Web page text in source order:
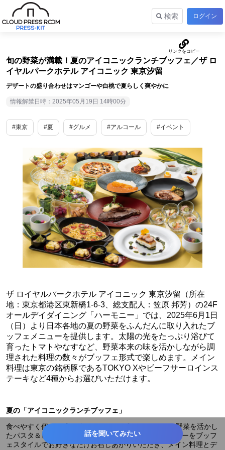
検索 ログイン
旬の野菜が満載！夏のアイコニックランチブッフェ／ザ ロ
イヤルパークホテル アイコニック 東京汐留
デザートの盛り合わせはマンゴーや白桃で夏らしく爽やかに
情報解禁日時：2025年05月19日 14時00分
#東京 #夏 #グルメ #アルコール #イベント
ザ ロイヤルパークホテル アイコニック 東京汐留（所在
地：東京都港区東新橋1-6-3、総支配人：笠原 邦芳）の24F
オールデイダイニング「ハーモニー」では、2025年6月1日
（日）より日本各地の夏の野菜をふんだんに取り入れたブ
ッフェメニューを提供します。太陽の光をたっぷり浴びて
育ったトマトやなすなど、野菜本来の味を活かしながら調
理された料理の数々がブッフェ形式で楽しめます。メイン
料理は東京の銘柄豚であるTOKYO Xやビーフサーロインス
テーキなど4種からお選びいただけます。
夏の「アイコニックランチブッフェ」
食べやすく個々に盛り付けられた10種類ものタパスや野菜を活かし
たパスタ＆ピザ、サラダ、オニオンスープ＆レッドカレーをブッフ
ェスタイルでお好きなだけお召しあがりいただき、メイン料理とデ
話を聞いてみたい